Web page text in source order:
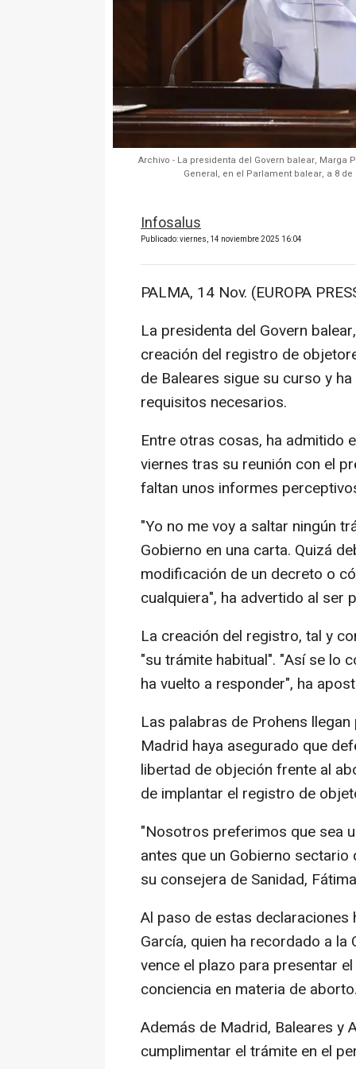
Archivo - La presidenta del Govern balear,
General, en el Parlament balear, a 8
Infosalus
Publicado: viernes, 14 noviembre 2025 16:04
PALMA, 14 Nov. (EUROPA
La presidenta del Govern
creación del registro de
de Baleares sigue su curso y
requisitos necesarios.
Entre otras cosas, ha admitido
viernes tras su reunión con el
faltan unos informes
"Yo no me voy a saltar ningún
Gobierno en una carta. Quizá
modificación de un decreto o
cualquiera", ha advertido al
La creación del registro, tal y
"su trámite habitual". "Así se lo
ha vuelto a responder", ha
Las palabras de Prohens
Madrid haya asegurado que
libertad de objeción frente al
de implantar el registro de
"Nosotros preferimos que sea
antes que un Gobierno sectario
su consejera de Sanidad,
Al paso de estas declaraciones
García, quien ha recordado a
vence el plazo para presentar
conciencia en materia de
Además de Madrid, Baleares y
cumplimentar el trámite en el